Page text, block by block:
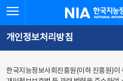
바로가기
바로가기
한국지능정보사회
개인정보처리방침
한국지능정보사회진흥원(이하 진흥원)이